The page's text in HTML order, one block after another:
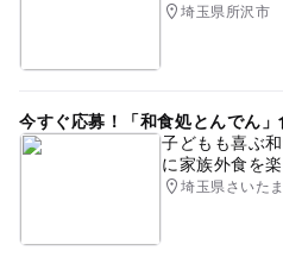
埼玉県所沢市
今すぐ応募！「和食処とんでん
子どもも喜ぶ
に家族外食を
埼玉県さいた